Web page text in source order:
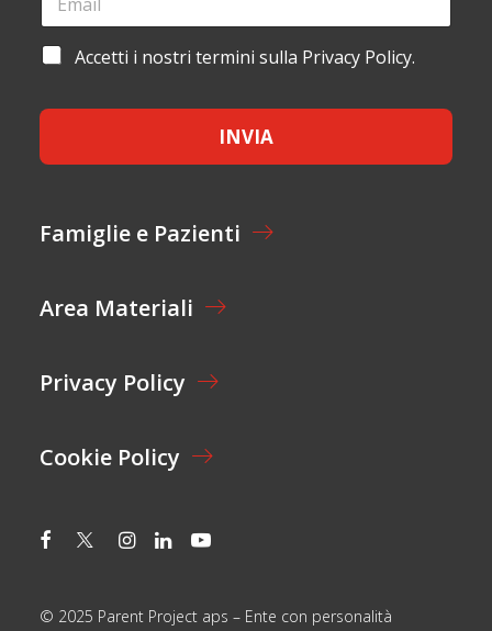
O
E
A
C
C
T
Z
N
E
A
I
L
A
E
T
O
*
Accetti i nostri termini sulla Privacy Policy.
INVIA
Famiglie e Pazienti
Area Materiali
Privacy Policy
Cookie Policy
© 2025 Parent Project aps – Ente con personalità